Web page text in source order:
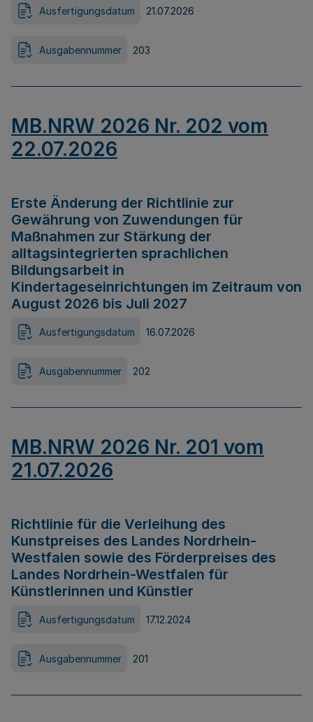
Ausfertigungsdatum 21.07.2026
Ausgabennummer 203
MB.NRW 2026 Nr. 202 vom
22.07.2026
Erste Änderung der Richtlinie zur
Gewährung von Zuwendungen für
Maßnahmen zur Stärkung der
alltagsintegrierten sprachlichen
Bildungsarbeit in
Kindertageseinrichtungen im Zeitraum von
August 2026 bis Juli 2027
Ausfertigungsdatum 16.07.2026
Ausgabennummer 202
MB.NRW 2026 Nr. 201 vom
21.07.2026
Richtlinie für die Verleihung des
Kunstpreises des Landes Nordrhein-
Westfalen sowie des Förderpreises des
Landes Nordrhein-Westfalen für
Künstlerinnen und Künstler
Ausfertigungsdatum 17.12.2024
Ausgabennummer 201